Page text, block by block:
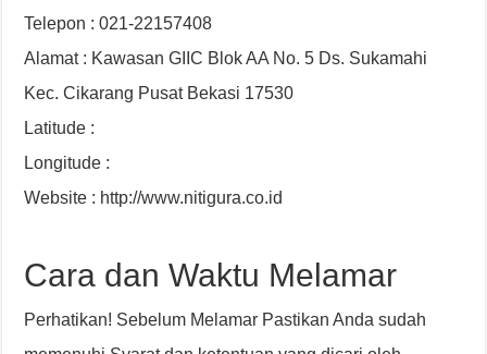
Telepon : 021-22157408
Alamat : Kawasan GIIC Blok AA No. 5 Ds. Sukamahi
Kec. Cikarang Pusat Bekasi 17530
Latitude :
Longitude :
Website : http://www.nitigura.co.id
Cara dan Waktu Melamar
Perhatikan! Sebelum Melamar Pastikan Anda sudah